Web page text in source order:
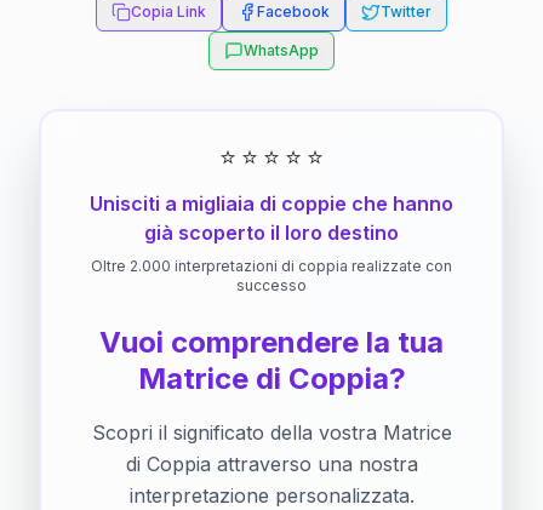
Copia Link Facebook Twitter
WhatsApp
⭐ ⭐ ⭐ ⭐ ⭐
Unisciti a migliaia di coppie che hanno
già scoperto il loro destino
Oltre 2.000 interpretazioni di coppia realizzate con
successo
Vuoi comprendere la tua
Matrice di Coppia?
Scopri il significato della vostra Matrice
di Coppia attraverso una nostra
interpretazione personalizzata.